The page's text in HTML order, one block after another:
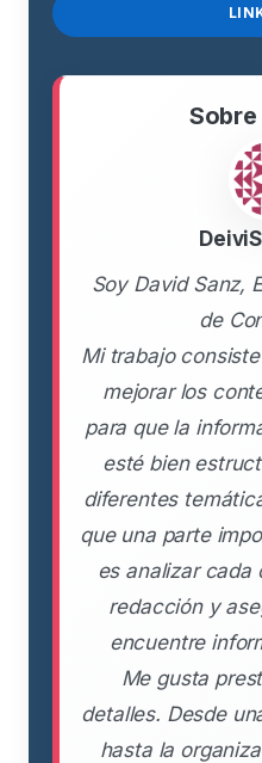
Soy David Sanz,
de
Mi trabajo
mejorar los
para que la
esté bien
diferentes
que una parte
es analizar cada
redacción y
encuentre
Me gusta
detalles. Desde
hasta la